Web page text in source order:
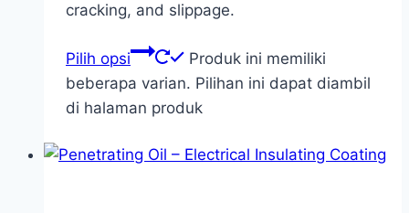
cracking, and slippage.
Pilih opsi
Produk ini memiliki
beberapa varian. Pilihan ini dapat diambil
di halaman produk